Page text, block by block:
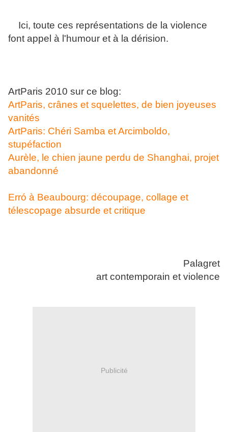
Ici, toute ces représentations de la violence
font appel à l'humour et à la dérision.
ArtParis 2010 sur ce blog:
ArtParis, crânes et squelettes, de bien joyeuses
vanités
ArtParis: Chéri Samba et Arcimboldo,
stupéfaction
Aurèle, le chien jaune perdu de Shanghai, projet
abandonné
Erró à Beaubourg: découpage, collage et
télescopage absurde et critique
Palagret
art contemporain et violence
Publicité